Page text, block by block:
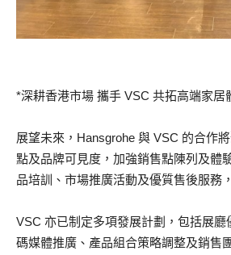
*深耕香港市場 攜手 VSC 共拓高端家居
展望未來，Hansgrohe 與 VSC 的合作
點及品牌可見度，加強銷售點陳列及體
品培訓、市場推廣活動及優質售後服務
VSC 亦已制定多項發展計劃，包括展廳
碼媒體推廣、產品組合策略調整及銷售